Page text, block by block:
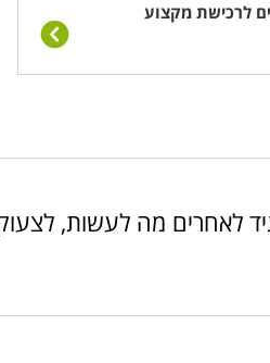
לרכישת מקצוע
לאחרים מה לעשות,